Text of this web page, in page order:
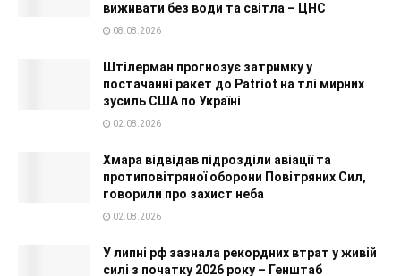
виживати без води та світла – ЦНС
08.08.2026
Штілерман прогнозує затримку у
постачанні ракет до Patriot на тлі мирних
зусиль США по Україні
02.08.2026
Хмара відвідав підрозділи авіації та
протиповітряної оборони Повітряних Сил,
говорили про захист неба
02.08.2026
У липні рф зазнала рекордних втрат у живій
силі з початку 2026 року – Генштаб